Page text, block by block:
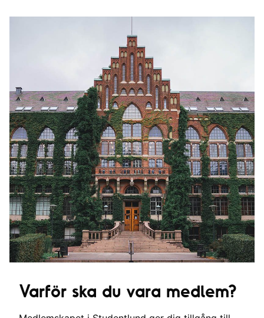
Varför ska du vara medlem?